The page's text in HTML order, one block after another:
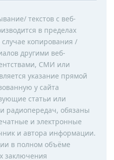
текстов с веб-
в пределах
копирования /
другими веб-
СМИ или
указание прямой
у сайта
статьи или
радиопередач, обязаны
и электронные
и автора информации.
в полном объёме
заключения